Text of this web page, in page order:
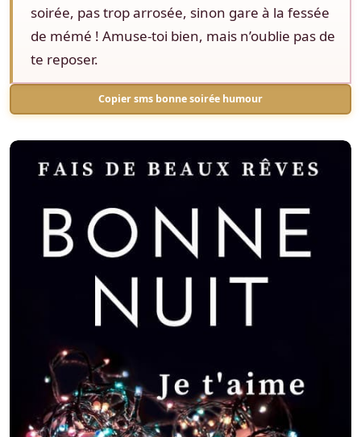
soirée, pas trop arrosée, sinon gare à la fessée
de mémé ! Amuse-toi bien, mais n’oublie pas de
te reposer.
Copier sms bonne soirée humour